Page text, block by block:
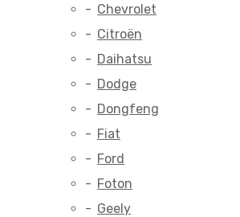
Chevrolet
Citroën
Daihatsu
Dodge
Dongfeng
Fiat
Ford
Foton
Geely